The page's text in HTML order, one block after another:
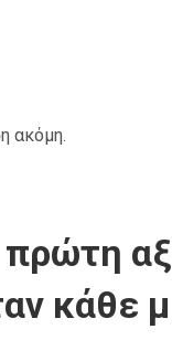
ακόμη.
κάθε